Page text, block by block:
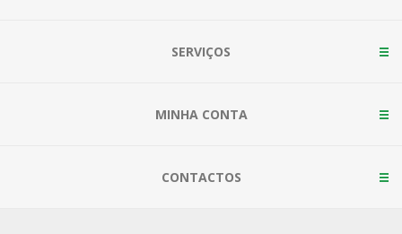
SERVIÇOS
MINHA CONTA
CONTACTOS